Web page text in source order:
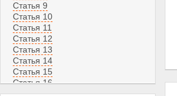
Статья 9
Статья 10
Статья 11
Статья 12
Статья 13
Статья 14
Статья 15
Статья 16
Статья 17